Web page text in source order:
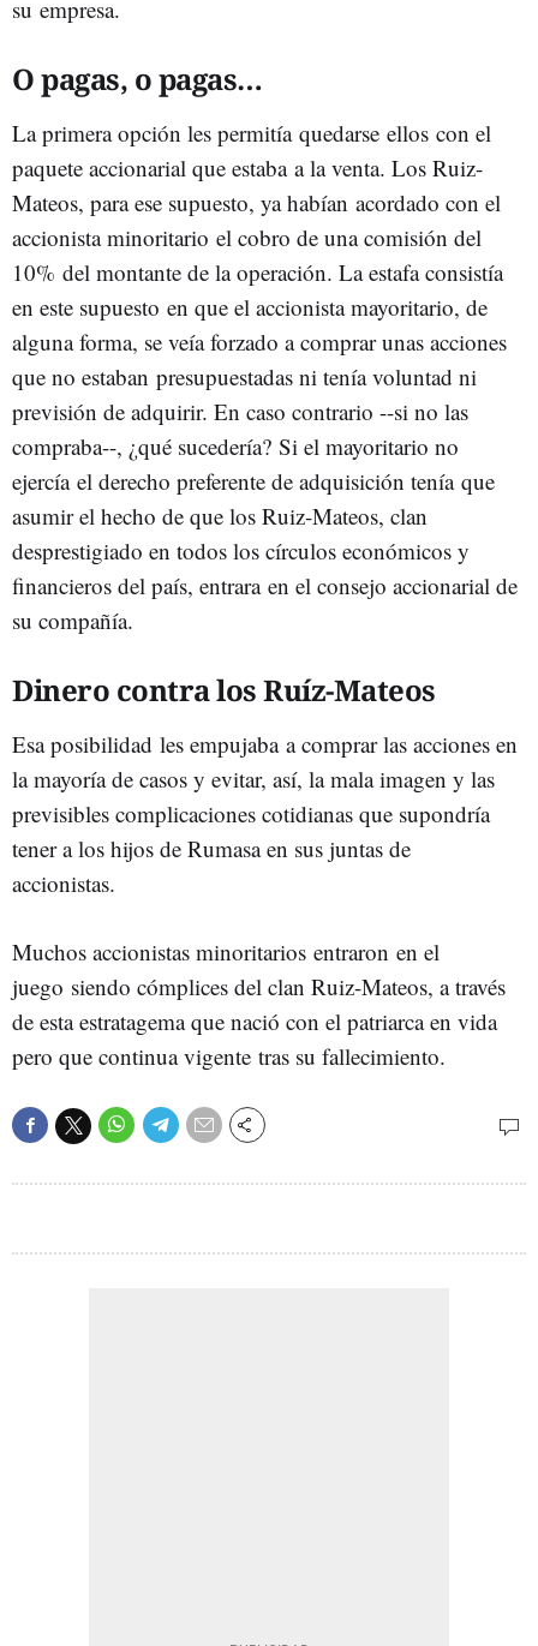
su empresa.
O pagas, o pagas…
La primera opción les permitía quedarse ellos con el
paquete accionarial que estaba a la venta. Los Ruiz-
Mateos, para ese supuesto, ya habían acordado con el
accionista minoritario el cobro de una comisión del
10% del montante de la operación. La estafa consistía
en este supuesto en que el accionista mayoritario, de
alguna forma, se veía forzado a comprar unas acciones
que no estaban presupuestadas ni tenía voluntad ni
previsión de adquirir. En caso contrario --si no las
compraba--, ¿qué sucedería? Si el mayoritario no
ejercía el derecho preferente de adquisición tenía que
asumir el hecho de que los Ruiz-Mateos, clan
desprestigiado en todos los círculos económicos y
financieros del país, entrara en el consejo accionarial de
su compañía.
Dinero contra los Ruíz-Mateos
Esa posibilidad les empujaba a comprar las acciones en
la mayoría de casos y evitar, así, la mala imagen y las
previsibles complicaciones cotidianas que supondría
tener a los hijos de Rumasa en sus juntas de
accionistas.
Muchos accionistas minoritarios entraron en el
juego siendo cómplices del clan Ruiz-Mateos, a través
de esta estratagema que nació con el patriarca en vida
pero que continua vigente tras su fallecimiento.